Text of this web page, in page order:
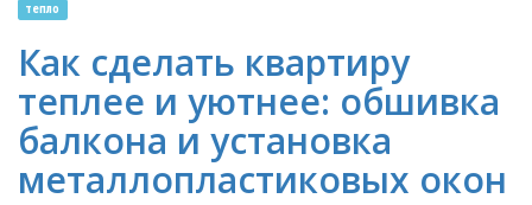
тепло
Как сделать квартиру
теплее и уютнее: обшивка
балкона и установка
металлопластиковых окон